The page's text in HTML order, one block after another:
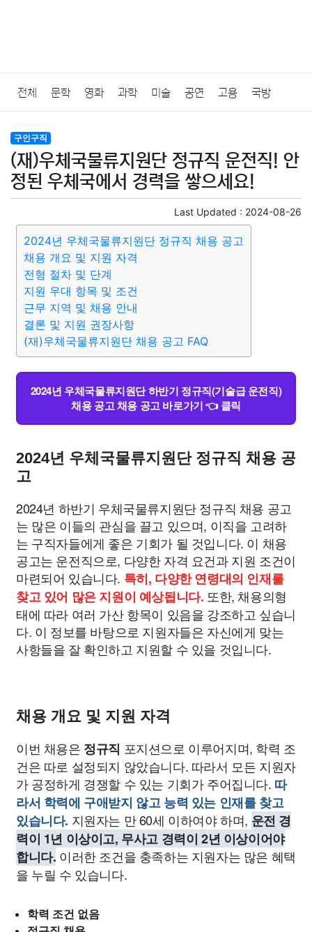
전체 문학 영화 과학 미술 공연 고용 국방
법률
질병 가요 방송 일상 주식 암호화폐 블록체인
미용 증권 인테리어
요리 상품리뷰 원예 금융 게임 스포츠
대출 자동차 취미 여행
종교 사회 정치 건강
부동산 외국어 교육 교통 생활 기타
구인구직
(재)우체국물류지원단 정규직 운전직! 안
정된 우체국에서 경력을 쌓으세요!
Last Updated : 2024-08-26
2024년 우체국물류지원단 정규직 채용 공고
채용 개요 및 지원 자격
전형 절차 및 단계
지원 우대 항목 및 조건
근무 지역 및 채용 안내
결론 및 지원 권장사항
(재)우체국물류지원단 채용 공고 FAQ
2024년 우체국물류지원단 하반기 정규직(기술급 운전직)
채용 공고 채용 공고 바로가기 👈 클릭
2024년 우체국물류지원단 정규직 채용 공
고
2024년 하반기 우체국물류지원단 정규직 채용 공고
는 많은 이들의 관심을 끌고 있으며, 이직을 고려하
는 구직자들에게 좋은 기회가 될 것입니다. 이 채용
공고는 운전직으로, 다양한 자격 요건과 지원 조건이
마련되어 있습니다. 특히, 다양한 연령대의 인재를
찾고 있어 많은 지원이 예상됩니다. 또한, 채용의형
태에 따라 여러 가산 항목이 있음을 강조하고 싶습니
다. 이 정보를 바탕으로 지원자들은 자신에게 맞는
사항들을 잘 확인하고 지원할 수 있을 것입니다.
채용 개요 및 지원 자격
이번 채용은 정규직 포지션으로 이루어지며, 학력 조
건은 따로 설정되지 않았습니다. 따라서 모든 지원자
가 공정하게 경쟁할 수 있는 기회가 주어집니다. 따
라서 학력에 구애받지 않고 능력 있는 인재를 찾고
있습니다. 지원자는 만 60세 이하여야 하며, 운전 경
력이 1년 이상이고, 무사고 경력이 2년 이상이어야
합니다. 이러한 조건을 충족하는 지원자는 많은 혜택
을 누릴 수 있습니다.
학력 조건 없음